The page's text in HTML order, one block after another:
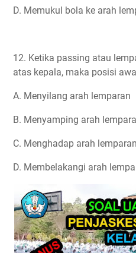
D. Memukul bola ke arah
12. Ketika passing atau
atas kepala, maka posisi
A. Menyilang arah lemparan
B. Menyamping arah
C. Menghadap arah lemparan
D. Membelakangi arah